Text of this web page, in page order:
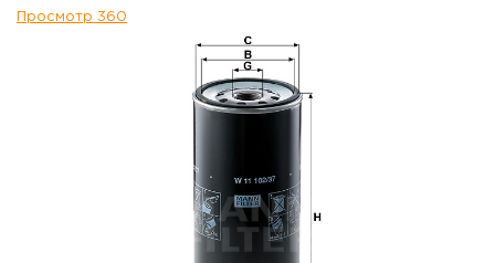
Просмотр 360